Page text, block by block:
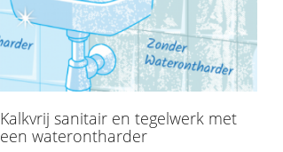
Kalkvrij sanitair en tegelwerk met
een waterontharder